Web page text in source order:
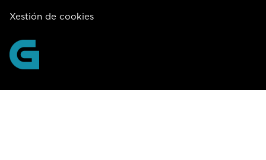
Xestión de cookies